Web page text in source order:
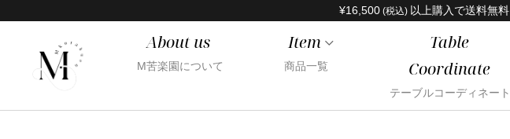
¥16,500 (税込) 以上購入で送料無料
About us
M苦楽園について
Item
商品一覧
Table
Coordinate
テーブルコーディネート